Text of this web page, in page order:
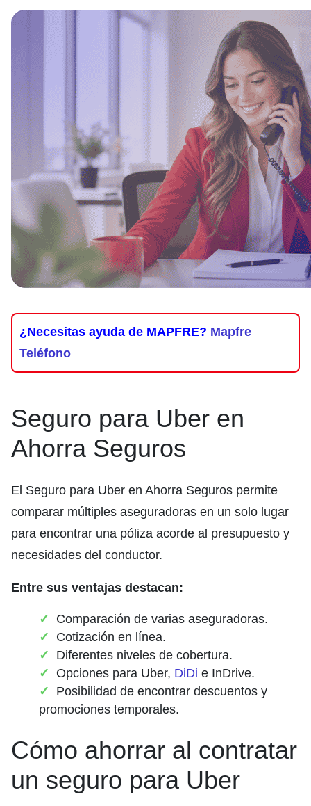
¿Necesitas ayuda de MAPFRE? Mapfre
Teléfono
Seguro para Uber en
Ahorra Seguros
El Seguro para Uber en Ahorra Seguros permite
comparar múltiples aseguradoras en un solo lugar
para encontrar una póliza acorde al presupuesto y
necesidades del conductor.
Entre sus ventajas destacan:
Comparación de varias aseguradoras.
Cotización en línea.
Diferentes niveles de cobertura.
Opciones para Uber, DiDi e InDrive.
Posibilidad de encontrar descuentos y
promociones temporales.
Cómo ahorrar al contratar
un seguro para Uber